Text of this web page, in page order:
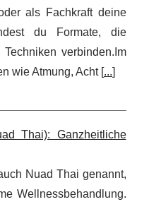
als Fachkraft deine
du Formate, die
verbinden.Im
wie Atmung, Acht [...]
Thai): Ganzheitliche
Nuad Thai genannt,
Wellnessbehandlung.